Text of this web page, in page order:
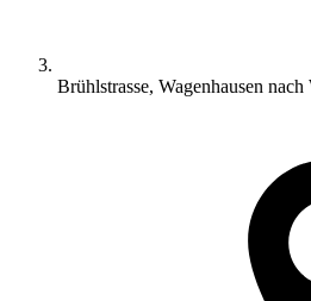
Brühlstrasse, Wagenhausen nach